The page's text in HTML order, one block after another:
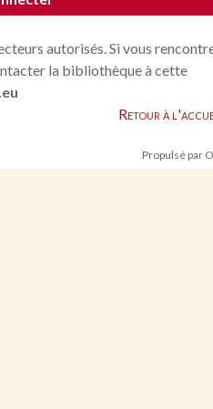
autorisés. Si vous
la bibliothèque à cette
Retour à
Propulsé par